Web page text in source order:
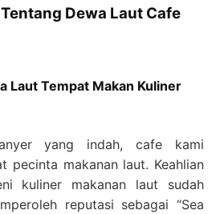
Dewa Laut Cafe
Laut Tempat Makan Kuliner
yang indah, cafe kami
pecinta makanan laut. Keahlian
kuliner makanan laut sudah
reputasi sebagai “Sea